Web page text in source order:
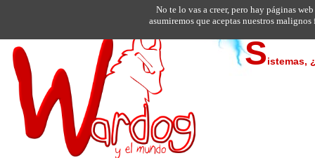
Sistemas,
No te lo vas a creer, pero hay páginas
asumiremos que aceptas nuestros